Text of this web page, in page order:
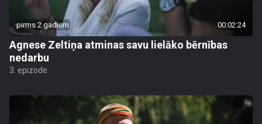
pirms 2 gadiem 00:02:24
Agnese Zeltiņa atminas savu lielāko bērnības
nedarbu
3. epizode